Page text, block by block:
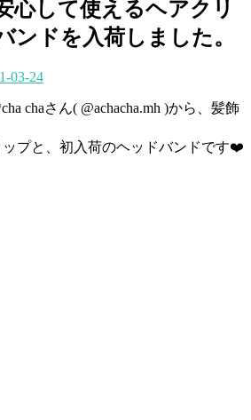
心して使えるヘアクリ
ンドを入荷しました。
03-24
chaさん( @achacha.mh )から、髪飾
プと、初入荷のヘッドバンドです❤️